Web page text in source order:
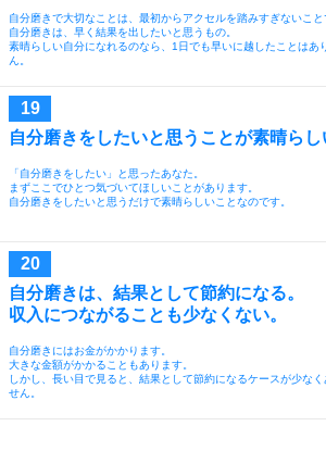
自分磨きで大切なことは、最初からアクセルを踏みすぎないこと
自分磨きは、早く結果を出したいと思うもの。
素晴らしい自分になれるのなら、1日でも早いに越したことはあ
ん。
自分磨きをしたいと思うことが素晴らし
「自分磨きをしたい」と思ったあなた。
まずここでひとつ気づいてほしいことがあります。
自分磨きをしたいと思うだけで素晴らしいことなのです。
自分磨きは、結果として節約になる。
収入につながることも少なくない。
自分磨きにはお金がかかります。
大きな金額がかかることもあります。
しかし、長い目で見ると、結果として節約になるケースが少なく
せん。